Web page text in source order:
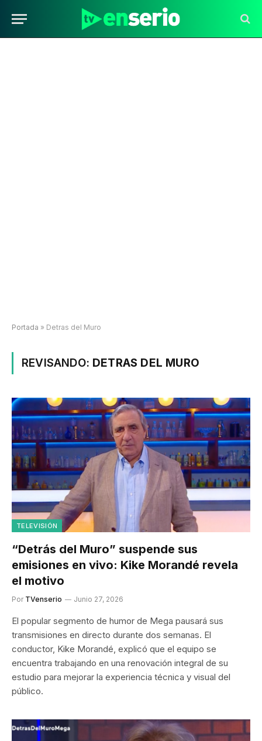
Portada » Detras del Muro
REVISANDO: DETRAS DEL MURO
TELEVISIÓN
“Detrás del Muro” suspende sus
emisiones en vivo: Kike Morandé revela
el motivo
Por TVenserio Junio 27, 2026
El popular segmento de humor de Mega pausará sus
transmisiones en directo durante dos semanas. El
conductor, Kike Morandé, explicó que el equipo se
encuentra trabajando en una renovación integral de su
estudio para mejorar la experiencia técnica y visual del
público.